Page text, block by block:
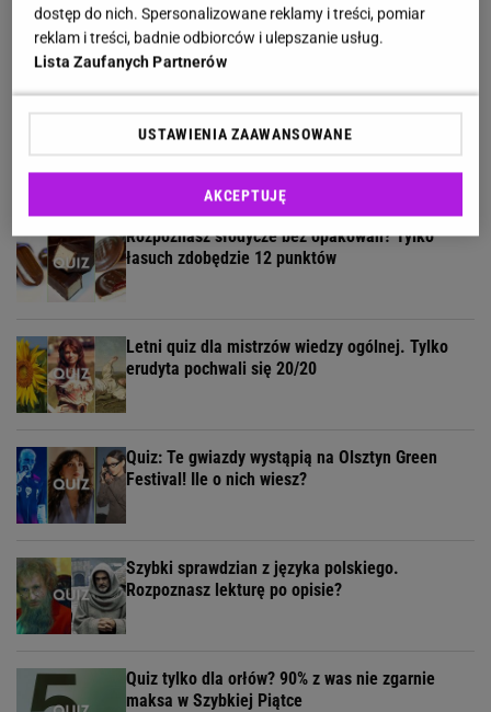
Quiz ortograficzny ch/h dla kujonów. Wynik
11/13 punktów to minimum!
Quiz geograficzny. Pytamy tylko o państwa na G.
Polegniesz na 7. pytaniu
Rozpoznasz słodycze bez opakowań? Tylko
łasuch zdobędzie 12 punktów
Letni quiz dla mistrzów wiedzy ogólnej. Tylko
erudyta pochwali się 20/20
Quiz: Te gwiazdy wystąpią na Olsztyn Green
Festival! Ile o nich wiesz?
Szybki sprawdzian z języka polskiego.
Rozpoznasz lekturę po opisie?
Quiz tylko dla orłów? 90% z was nie zgarnie
maksa w Szybkiej Piątce
dostęp do nich. Spersonalizowane reklamy i treści, pomiar
reklam i treści, badnie odbiorców i ulepszanie usług.
Lista Zaufanych Partnerów
USTAWIENIA ZAAWANSOWANE
AKCEPTUJĘ